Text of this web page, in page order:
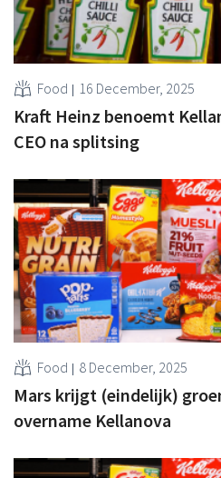
Food 16 December, 2025
Kraft Heinz benoemt
CEO na splitsing
Food 8 December, 2025
Mars krijgt (eindelijk)
overname Kellanova